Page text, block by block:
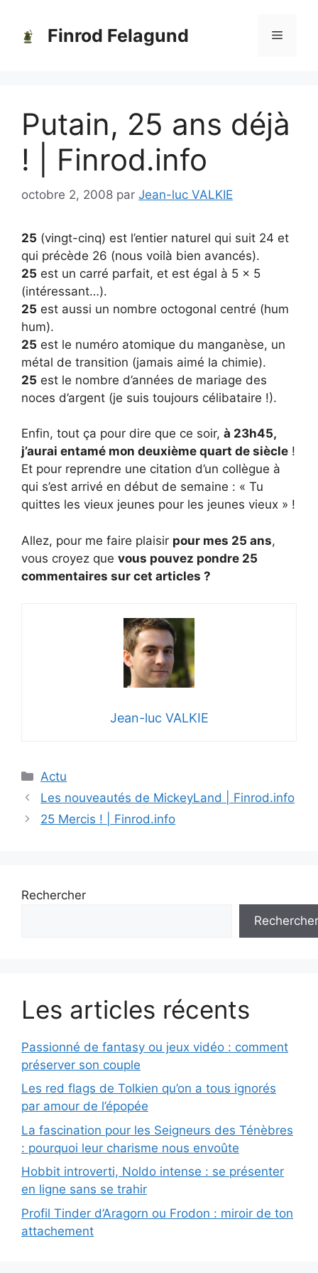
contenu
Finrod Felagund Menu
Putain, 25 ans déjà
! | Finrod.info
octobre 2, 2008 par Jean-luc VALKIE
25 (vingt-cinq) est l’entier naturel qui suit 24 et
qui précède 26 (nous voilà bien avancés).
25 est un carré parfait, et est égal à 5 × 5
(intéressant…).
25 est aussi un nombre octogonal centré (hum
hum).
25 est le numéro atomique du manganèse, un
métal de transition (jamais aimé la chimie).
25 est le nombre d’années de mariage des
noces d’argent (je suis toujours célibataire !).
Enfin, tout ça pour dire que ce soir, à 23h45,
j’aurai entamé mon deuxième quart de siècle !
Et pour reprendre une citation d’un collègue à
qui s’est arrivé en début de semaine : « Tu
quittes les vieux jeunes pour les jeunes vieux » !
Allez, pour me faire plaisir pour mes 25 ans,
vous croyez que vous pouvez pondre 25
commentaires sur cet articles ?
Jean-luc VALKIE
Catégories
Actu
Les nouveautés de MickeyLand | Finrod.info
25 Mercis ! | Finrod.info
Rechercher
Rechercher
Les articles récents
Passionné de fantasy ou jeux vidéo : comment
préserver son couple
Les red flags de Tolkien qu’on a tous ignorés
par amour de l’épopée
La fascination pour les Seigneurs des Ténèbres
: pourquoi leur charisme nous envoûte
Hobbit introverti, Noldo intense : se présenter
en ligne sans se trahir
Profil Tinder d’Aragorn ou Frodon : miroir de ton
attachement